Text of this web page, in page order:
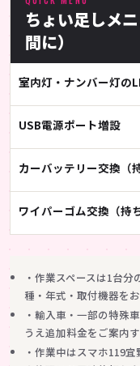
ちょい足しメ
間に）
室内灯・ナンバー灯の
USB電源ポート増設
カーバッテリー交換（
ワイパーゴム交換（持
・作業スペースは1台分
種・年式・取付機器を
・輸入車・一部の特殊
うえ追加料金をご案内
・作業中はスマホ119